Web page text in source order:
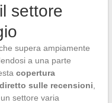
settore
supera ampiamente
a una parte
copertura
sulle recensioni
settore varia